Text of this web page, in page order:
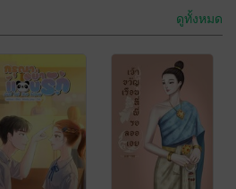
ดูทั้งหมด